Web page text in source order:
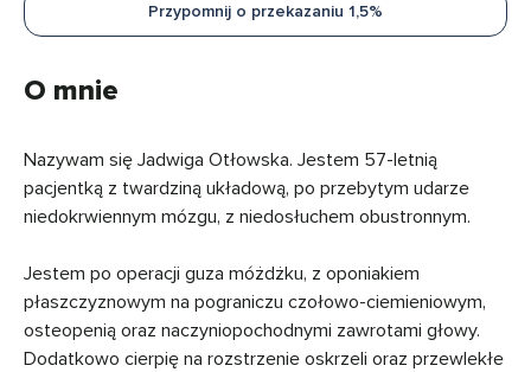
Przypomnij o przekazaniu 1,5%
O mnie
Nazywam się Jadwiga Otłowska. Jestem 57-letnią
pacjentką z twardziną układową, po przebytym udarze
niedokrwiennym mózgu, z niedosłuchem obustronnym.
Jestem po operacji guza móżdżku, z oponiakiem
płaszczyznowym na pograniczu czołowo-ciemieniowym,
osteopenią oraz naczyniopochodnymi zawrotami głowy.
Dodatkowo cierpię na rozstrzenie oskrzeli oraz przewlekłe